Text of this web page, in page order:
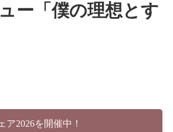
ー「僕の理想とす
ア2026を開催中！